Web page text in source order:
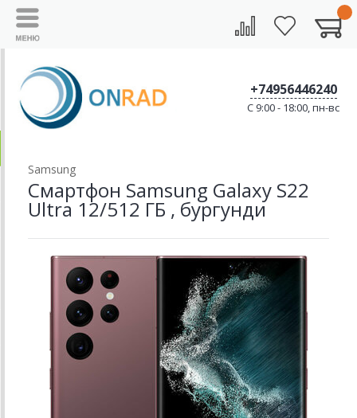
+74956446240
C 9:00 - 18:00, пн-вс
Samsung
Смартфон Samsung Galaxy S22
Ultra 12/512 ГБ , бургунди